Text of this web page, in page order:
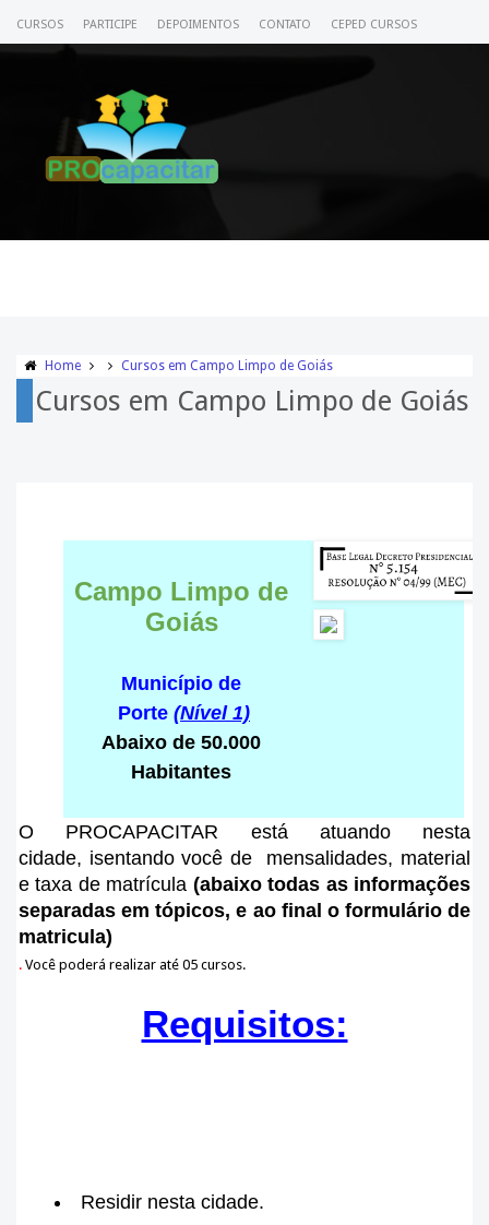
CURSOS PARTICIPE DEPOIMENTOS CONTATO CEPED CURSOS
Home Cursos em Campo Limpo de Goiás
Cursos em Campo Limpo de Goiás
Campo Limpo de
Goiás
Município de
Porte (Nível 1)
Abaixo de 50.000
Habitantes
O PROCAPACITAR está atuando nesta
cidade, isentando você de mensalidades, material
e taxa de matrícula (abaixo todas as informações
separadas em tópicos, e ao final o formulário de
matricula)
. Você poderá realizar até 05 cursos.
Requisitos:
Residir nesta cidade.